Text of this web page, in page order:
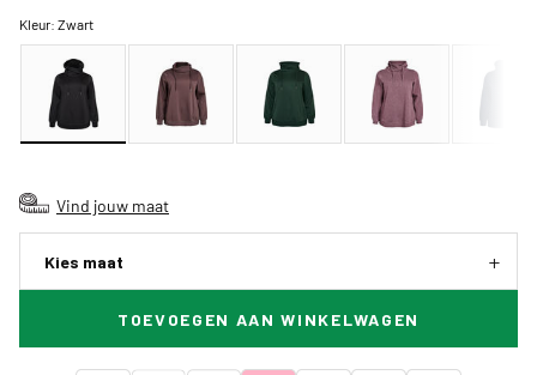
Kleur:Zwart
Vind jouw maat
Kies maat
TOEVOEGEN AAN WINKELWAGEN